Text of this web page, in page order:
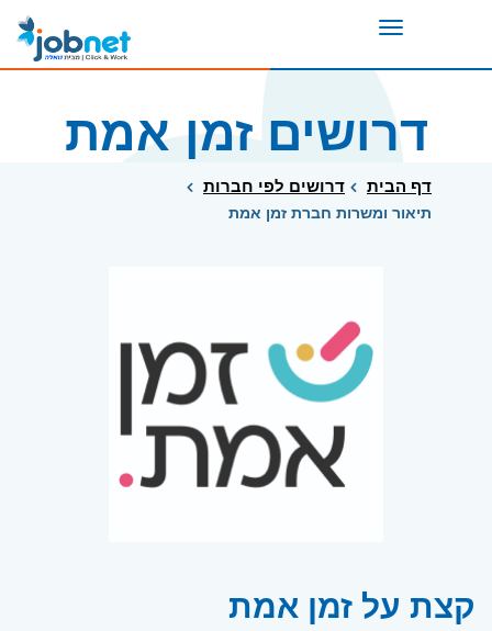
Toggle
דרושים זמן אמת
דף הבית דרושים לפי חברות
תיאור ומשרות חברת זמן אמת
קצת על זמן אמת